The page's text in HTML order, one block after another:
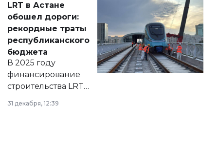
документ
появился в базе
нормативных
правовых актов и
на сайте маслихат
города.
LRT в Астане
обошел дороги:
рекордные траты
республиканского
бюджета
В 2025 году
финансирование
строительства LRT
в Астане из
республиканского
31 декабря, 12:39